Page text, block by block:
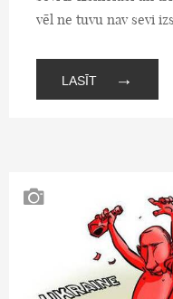
vēl ne tuvu nav sevi
LASĪT →